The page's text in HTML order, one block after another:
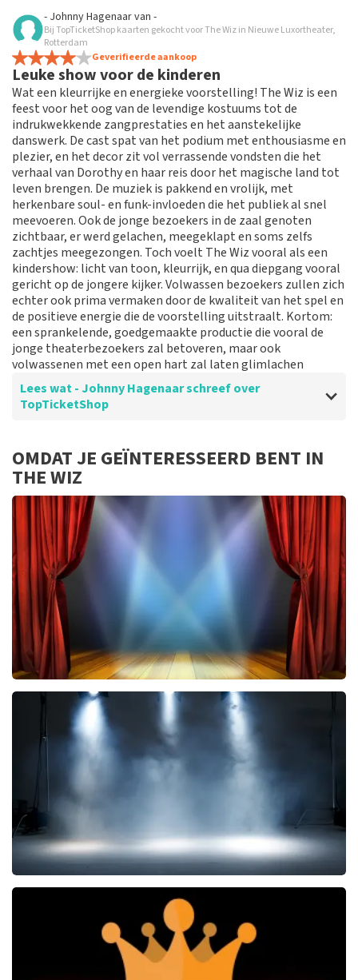
Beoordeling van - Eveline Teiwsen over
Te duur! Slechte plaatsen! Geen
annulering mogelijk.
Nooit meer top tickets! Slechte plaatsen! Veel te snel
gekocht waardoor ik annulering niet gelezen had
endus niet meer mogelijk was. Rechtstreeks bij theater
was 45,- volwassenen en kind gratis!! Top tickets
waren 80,- per volwassene!! Schandalig wat ze er aan
verdienen. Nooit doen want is echt niet top!!!!
Beste klant, Bedankt voor het schrijven van een review
op onze website. Uw feedback vinden wij erg belangrijk.
U helpt ons zo onze dienstverlening te verbeteren en
ook helpt u andere consumenten met het maken van
een beslissing. Wij hebben uw review gelezen en willen
er graag op reageren. Wij begrijpen dat u teleurgesteld
bent over de geboden plaatsen. Dit is vervelend. Maar
helaas gaan wij niet over de zaalindeling. Wij hebben de
categorie geleverd die u besteld heeft. Mocht het een
mindere plaats zijn in deze categorie dan komt dit
doordat de betere plaatsen in deze categorie al
verkocht waren aan de klanten voor u. Hier is helaas
niks aan te doen. Het klopt dat onze tickets soms
gebruik van dynamic pricing op basis van vraag en
aanbod zoals ook normaal is in de vliegindustrie. Ook
ticketmaster maakt hier gebruik van bij haar platinum
tickets. De andere naam die op het ticket staat is te
verklaren doordat wij een wederverkoper zijn van
doorverkochte tickets. Wij hopen dat u ondanks alles
toch een fantastische avond heeft gehad. Met
vriendelijke groeten, Joost Topticketshop
Reactie van TopTicketShop
- Johnny Hagenaarvan -
Bij TopTicketShop kaarten gekocht voor The Wiz in Nieuwe Luxortheater,
Rotterdam
Geverifieerde aankoop
Leuke show voor de kinderen
Wat een kleurrijke en energieke voorstelling! The Wiz is een
feest voor het oog van de levendige kostuums tot de
indrukwekkende zangprestaties en het aanstekelijke
danswerk. De cast spat van het podium met enthousiasme en
plezier, en het decor zit vol verrassende vondsten die het
verhaal van Dorothy en haar reis door het magische land tot
leven brengen. De muziek is pakkend en vrolijk, met
herkenbare soul- en funk-invloeden die het publiek al snel
meevoeren. Ook de jonge bezoekers in de zaal genoten
zichtbaar, er werd gelachen, meegeklapt en soms zelfs
zachtjes meegezongen. Toch voelt The Wiz vooral als een
kindershow: licht van toon, kleurrijk, en qua diepgang vooral
gericht op de jongere kijker. Volwassen bezoekers zullen zich
echter ook prima vermaken door de kwaliteit van het spel en
de positieve energie die de voorstelling uitstraalt. Kortom:
een sprankelende, goedgemaakte productie die vooral de
jonge theaterbezoekers zal betoveren, maar ook
volwassenen met een open hart zal laten glimlachen
Lees wat - Johnny Hagenaar schreef over
TopTicketShop
Beoordeling van - Johnny Hagenaar overTopTicketShop
Helder en snel
Prima jo
OMDAT JE GEÏNTERESSEERD BENT IN
THE WIZ
40 45 De Musical
2588+ reviews
BEKIJKEN
77 reviews
BEKIJKEN